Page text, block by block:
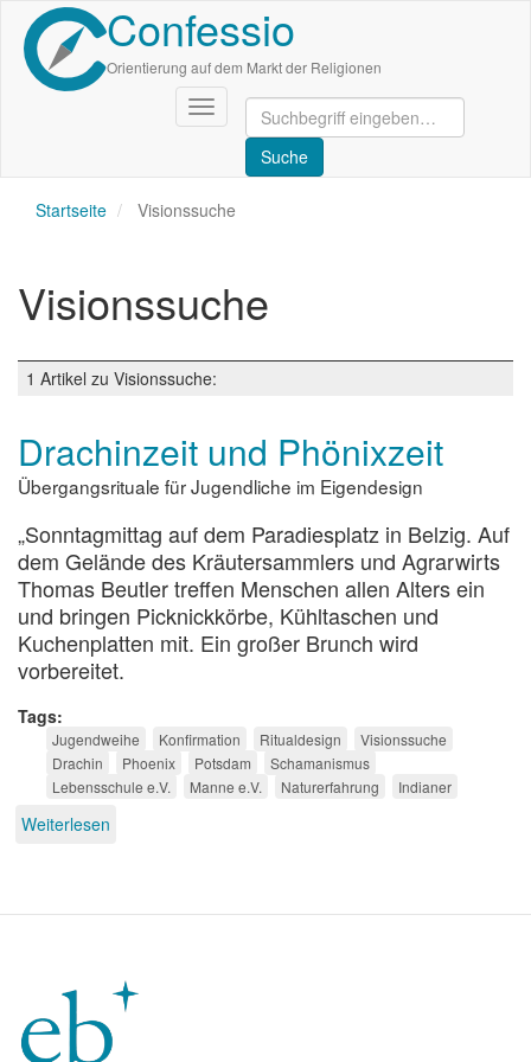
Direkt
zum
Inhalt
Confessio
Orientierung auf dem Markt der Religionen
Navigation
aktivieren/deaktivieren
Startseite Visionssuche
Visionssuche
1 Artikel zu Visionssuche:
Drachinzeit und Phönixzeit
Übergangsrituale für Jugendliche im Eigendesign
„Sonntagmittag auf dem Paradiesplatz in Belzig. Auf
dem Gelände des Kräutersammlers und Agrarwirts
Thomas Beutler treffen Menschen allen Alters ein
und bringen Picknickkörbe, Kühltaschen und
Kuchenplatten mit. Ein großer Brunch wird
vorbereitet.
Tags
Jugendweihe Konfirmation Ritualdesign
Visionssuche
Drachin
Phoenix Potsdam
Schamanismus
Lebensschule e.V.
Manne e.V. Naturerfahrung Indianer
Weiterlesen